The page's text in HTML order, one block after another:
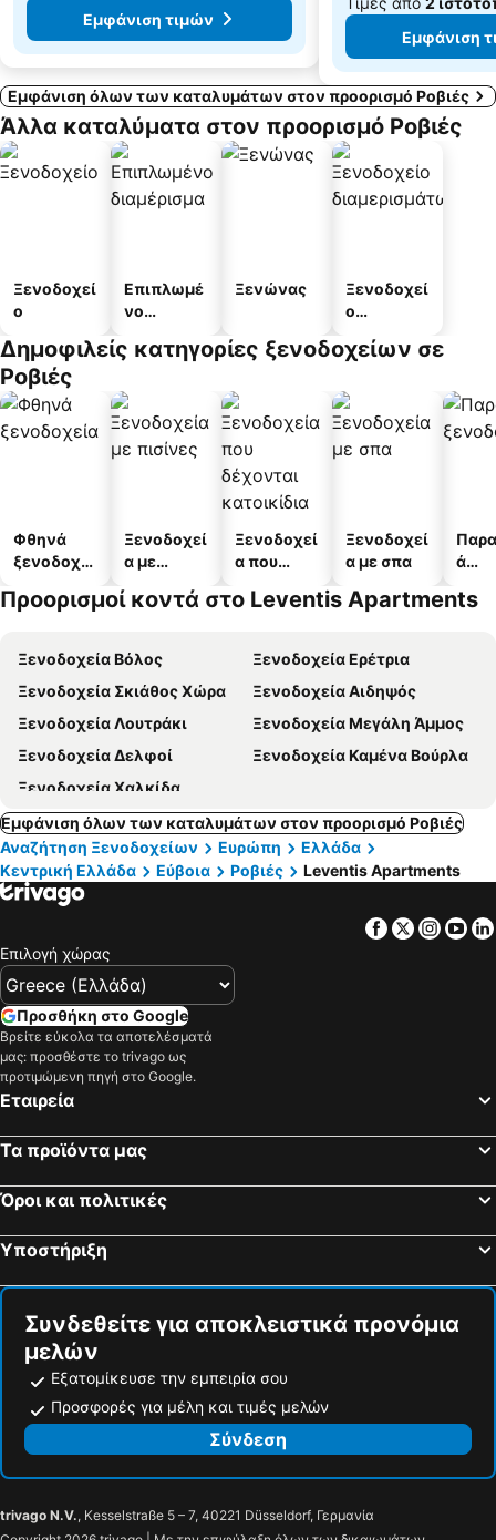
Εμφάνιση τιμών
Εμφάνιση
Εμφάνιση όλων των καταλυμάτων στον προορισμό Ροβιές
Άλλα καταλύματα στον προορισμό Ροβιές
Ξενοδοχεί
ο
Επιπλωμέ
νο
α
Ξενώνας
Ξενοδοχεί
ο
άτων
Δημοφιλείς κατηγορίες ξενοδοχείων σε
Ροβιές
Φθηνά
ξενοδοχεί
Ξενοδοχεί
α με
Ξενοδοχεί
α που
κατοικίδι
Ξενοδοχεί
α με σπα
ά
α
Προορισμοί κοντά στο Leventis Apartments
Ξενοδοχεία Βόλος
Ξενοδοχεία Ερέτρια
Ξενοδοχεία Σκιάθος Χώρα
Ξενοδοχεία Αιδηψός
Ξενοδοχεία Λουτράκι
Ξενοδοχεία Μεγάλη Άμμος
Ξενοδοχεία Δελφοί
Ξενοδοχεία Καμένα Βούρλα
Ξενοδοχεία Χαλκίδα
Εμφάνιση όλων των καταλυμάτων στον προορισμό Ροβιές
Αναζήτηση Ξενοδοχείων
Ευρώπη
Ελλάδα
Κεντρική Ελλάδα
Εύβοια Ροβιές Leventis Apartments
Facebook
Twitter
Επιλογή χώρας
Προσθήκη στο Google
Βρείτε εύκολα τα αποτελέσματά
μας: προσθέστε το trivago ως
προτιμώμενη πηγή στο Google.
Εταιρεία
Τα προϊόντα μας
Όροι και πολιτικές
Υποστήριξη
Συνδεθείτε για αποκλειστικά προνόμια
μελών
Εξατομίκευσε την εμπειρία σου
Προσφορές για μέλη και τιμές μελών
Σύνδεση
trivago N.V., Kesselstraße 5 – 7, 40221 Düsseldorf, Γερμανία